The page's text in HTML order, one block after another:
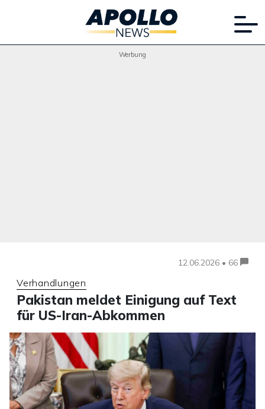
Werbung
12.06.2026 • 66
Verhandlungen
Pakistan meldet Einigung auf Text
für US-Iran-Abkommen